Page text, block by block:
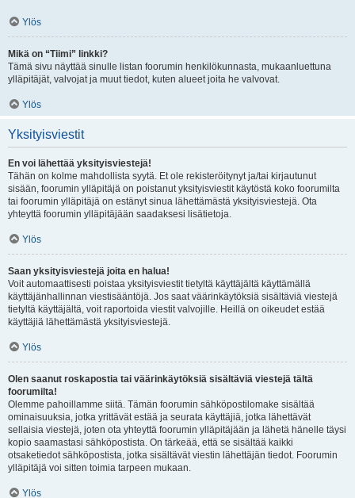
Ylös
Mikä on “Tiimi” linkki?
Tämä sivu näyttää sinulle listan foorumin henkilökunnasta, mukaanluettuna
ylläpitäjät, valvojat ja muut tiedot, kuten alueet joita he valvovat.
Ylös
Yksityisviestit
En voi lähettää yksityisviestejä!
Tähän on kolme mahdollista syytä. Et ole rekisteröitynyt ja/tai kirjautunut
sisään, foorumin ylläpitäjä on poistanut yksityisviestit käytöstä koko foorumilta
tai foorumin ylläpitäjä on estänyt sinua lähettämästä yksityisviestejä. Ota
yhteyttä foorumin ylläpitäjään saadaksesi lisätietoja.
Ylös
Saan yksityisviestejä joita en halua!
Voit automaattisesti poistaa yksityisviestit tietyltä käyttäjältä käyttämällä
käyttäjänhallinnan viestisääntöjä. Jos saat väärinkäytöksiä sisältäviä viestejä
tietyltä käyttäjältä, voit raportoida viestit valvojille. Heillä on oikeudet estää
käyttäjiä lähettämästä yksityisviestejä.
Ylös
Olen saanut roskapostia tai väärinkäytöksiä sisältäviä viestejä tältä
foorumilta!
Olemme pahoillamme siitä. Tämän foorumin sähköpostilomake sisältää
ominaisuuksia, jotka yrittävät estää ja seurata käyttäjiä, jotka lähettävät
sellaisia viestejä, joten ota yhteyttä foorumin ylläpitäjään ja lähetä hänelle täysi
kopio saamastasi sähköpostista. On tärkeää, että se sisältää kaikki
otsaketiedot sähköpostista, jotka sisältävät viestin lähettäjän tiedot. Foorumin
ylläpitäjä voi sitten toimia tarpeen mukaan.
Ylös